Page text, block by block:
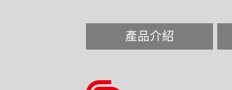
產品介紹